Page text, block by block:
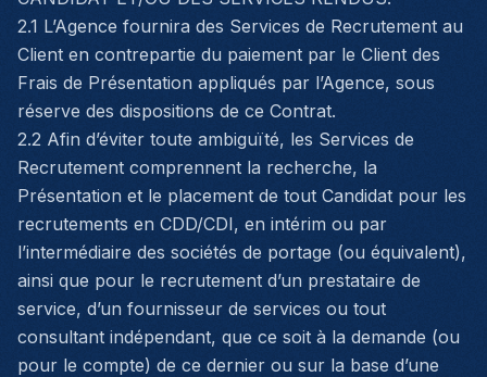
2.1 L’Agence fournira des Services de Recrutement au
Client en contrepartie du paiement par le Client des
Frais de Présentation appliqués par l’Agence, sous
réserve des dispositions de ce Contrat.
2.2 Afin d’éviter toute ambiguïté, les Services de
Recrutement comprennent la recherche, la
Présentation et le placement de tout Candidat pour les
recrutements en CDD/CDI, en intérim ou par
l’intermédiaire des sociétés de portage (ou équivalent),
ainsi que pour le recrutement d’un prestataire de
service, d’un fournisseur de services ou tout
consultant indépendant, que ce soit à la demande (ou
pour le compte) de ce dernier ou sur la base d’une